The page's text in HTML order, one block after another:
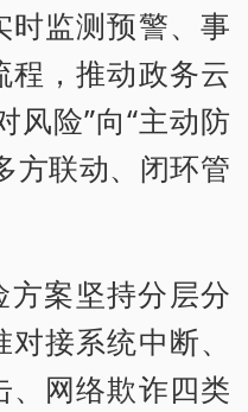
时监测预警、事
程，推动政务云
风险”向“主动防
方联动、闭环管
案坚持分层分
接系统中断、
、网络欺诈四类